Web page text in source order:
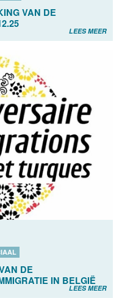
VAN DE
LEES MEER
DE
IN BELGIË
LEES MEER